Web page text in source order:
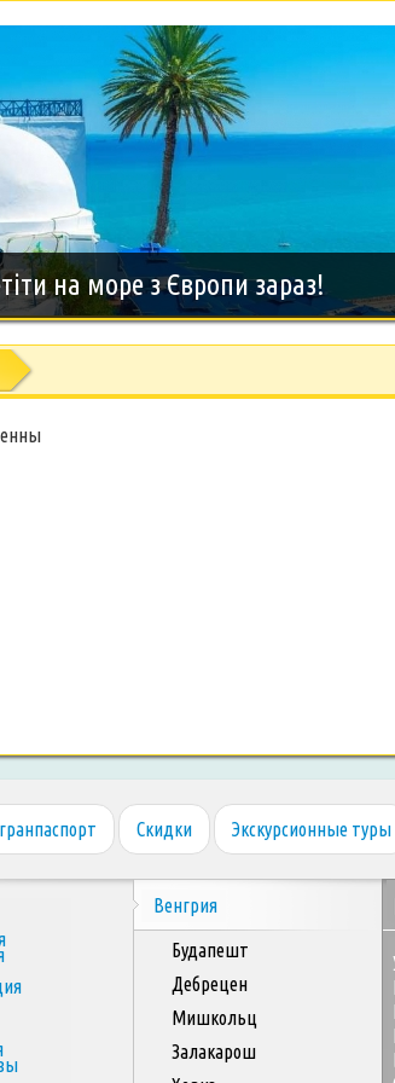
на о.Занзибар, 8 дней
Скидки Экскурсионные туры
Венгрия
Будапешт
Дебрецен
Мишкольц
Залакарош